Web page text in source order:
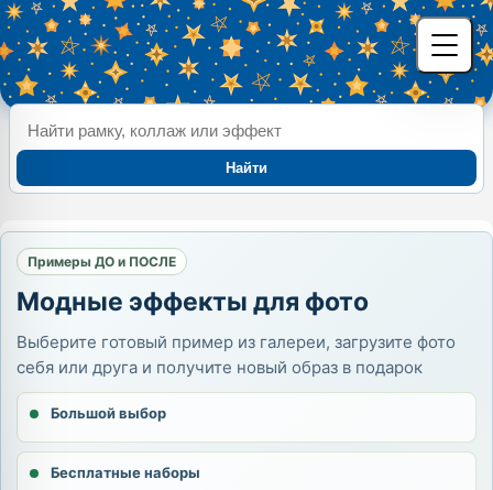
Найти
Примеры ДО и ПОСЛЕ
Модные эффекты для фото
Выберите готовый пример из галереи, загрузите фото
себя или друга и получите новый образ в подарок
Большой выбор
Бесплатные наборы